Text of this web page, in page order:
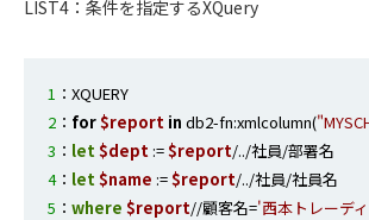
LIST4：条件を指定するXQuery
1
2 ： for$report in db2-fn:xmlcolumn(
3 ： let $dept := $report
4： let $name := $report
5 ： where $report//顧客名='西本トレーデ